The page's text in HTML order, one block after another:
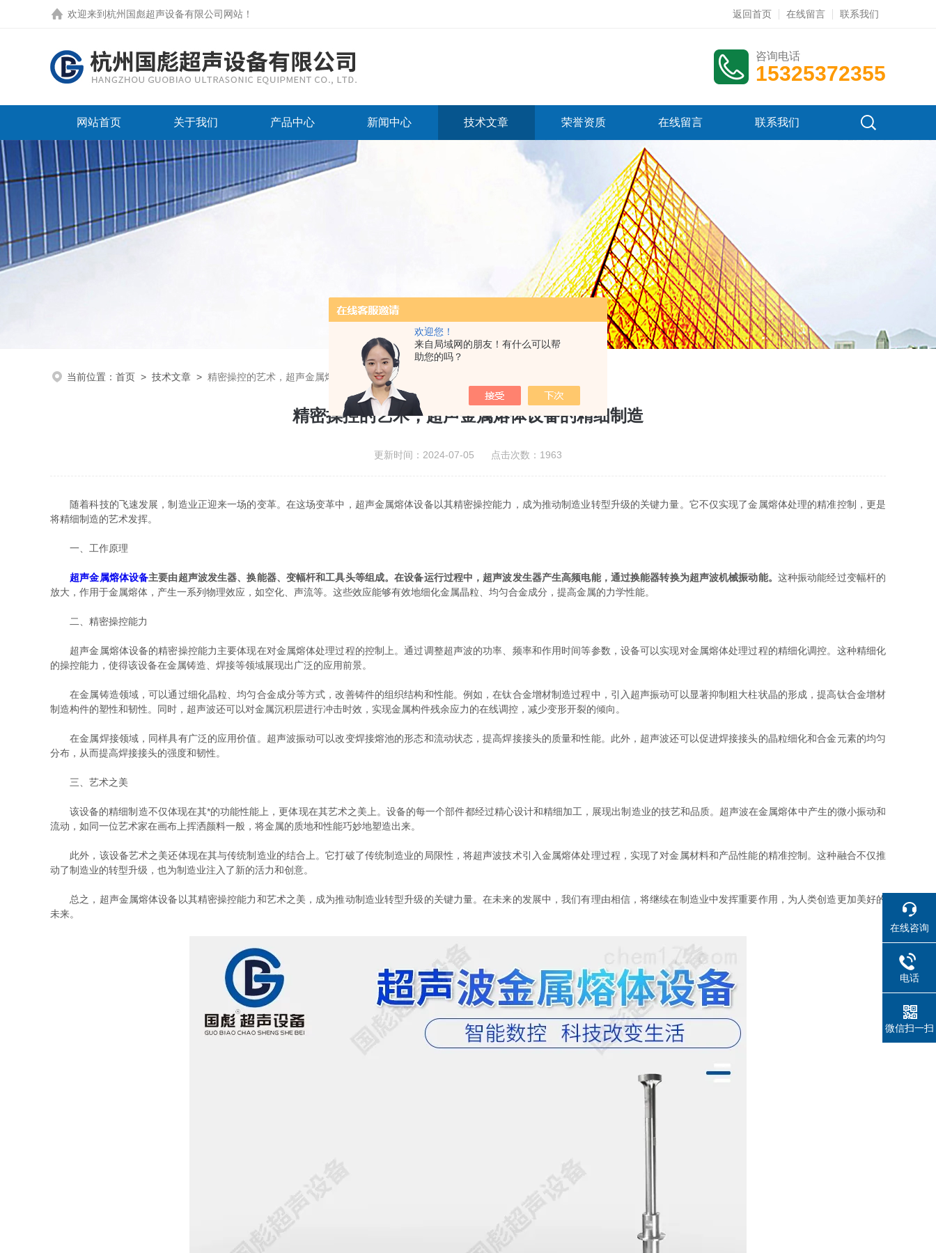
欢迎您！
来自局域网的朋友！有什么可以帮
助您的吗？
欢迎来到 杭州国彪超声设备有限公司网站 ！ 返回首页 在线留言 联系我们
咨询电话
15325372355
网站首页 关于我们 产品中心 新闻中心 技术文章 荣誉资质 在线留言 联系我们
当前位置： 首页 > 技术文章 > 精密操控的艺术，超声金属熔体设备的精细制造
精密操控的艺术，超声金属熔体设备的精细制造
更新时间：2024-07-05 点击次数：1963
随着科技的飞速发展，制造业正迎来一场的变革。在这场变革中，超声金属熔体设备以其精密操控能力，成为推动制造业转型升级的关键力量。它不仅实现了金属熔体处理的精准控制，更是
将精细制造的艺术发挥。
一、工作原理
超声金属熔体设备主要由超声波发生器、换能器、变幅杆和工具头等组成。在设备运行过程中，超声波发生器产生高频电能，通过换能器转换为超声波机械振动能。 这种振动能经过变幅杆的
放大，作用于金属熔体，产生一系列物理效应，如空化、声流等。这些效应能够有效地细化金属晶粒、均匀合金成分，提高金属的力学性能。
二、精密操控能力
超声金属熔体设备的精密操控能力主要体现在对金属熔体处理过程的控制上。通过调整超声波的功率、频率和作用时间等参数，设备可以实现对金属熔体处理过程的精细化调控。这种精细化
的操控能力，使得该设备在金属铸造、焊接等领域展现出广泛的应用前景。
在金属铸造领域，可以通过细化晶粒、均匀合金成分等方式，改善铸件的组织结构和性能。例如，在钛合金增材制造过程中，引入超声振动可以显著抑制粗大柱状晶的形成，提高钛合金增材
制造构件的塑性和韧性。同时，超声波还可以对金属沉积层进行冲击时效，实现金属构件残余应力的在线调控，减少变形开裂的倾向。
在金属焊接领域，同样具有广泛的应用价值。超声波振动可以改变焊接熔池的形态和流动状态，提高焊接接头的质量和性能。此外，超声波还可以促进焊接接头的晶粒细化和合金元素的均匀
分布，从而提高焊接接头的强度和韧性。
三、艺术之美
该设备的精细制造不仅体现在其*的功能性能上，更体现在其艺术之美上。设备的每一个部件都经过精心设计和精细加工，展现出制造业的技艺和品质。超声波在金属熔体中产生的微小振动和
流动，如同一位艺术家在画布上挥洒颜料一般，将金属的质地和性能巧妙地塑造出来。
此外，该设备艺术之美还体现在其与传统制造业的结合上。它打破了传统制造业的局限性，将超声波技术引入金属熔体处理过程，实现了对金属材料和产品性能的精准控制。这种融合不仅推
动了制造业的转型升级，也为制造业注入了新的活力和创意。
总之，超声金属熔体设备以其精密操控能力和艺术之美，成为推动制造业转型升级的关键力量。在未来的发展中，我们有理由相信，将继续在制造业中发挥重要作用，为人类创造更加美好的
未来。
在线咨询
电话
微信扫一扫